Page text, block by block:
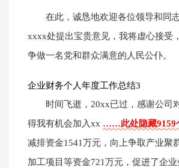
在此，诚恳地欢迎各位领导和同
xxxx处提出宝贵意见，我将虚心接受
争做一名党和群众满意的人民公仆。
企业财务个人年度工作总结3
时间飞逝，20xx已过，感谢公司
得我有机会加入xx ……此处隐藏
减排资金1541万元，向上争取产业聚
加工项目等资金721万元，促进了企业